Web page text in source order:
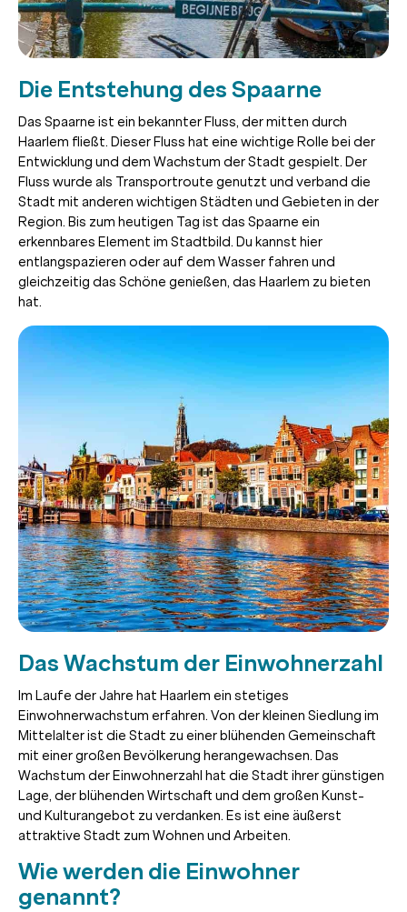
Die Entstehung des Spaarne
Das Spaarne ist ein bekannter Fluss, der mitten durch
Haarlem fließt. Dieser Fluss hat eine wichtige Rolle bei der
Entwicklung und dem Wachstum der Stadt gespielt. Der
Fluss wurde als Transportroute genutzt und verband die
Stadt mit anderen wichtigen Städten und Gebieten in der
Region. Bis zum heutigen Tag ist das Spaarne ein
erkennbares Element im Stadtbild. Du kannst hier
entlangspazieren oder auf dem Wasser fahren und
gleichzeitig das Schöne genießen, das Haarlem zu bieten
hat.
Das Wachstum der Einwohnerzahl
Im Laufe der Jahre hat Haarlem ein stetiges
Einwohnerwachstum erfahren. Von der kleinen Siedlung im
Mittelalter ist die Stadt zu einer blühenden Gemeinschaft
mit einer großen Bevölkerung herangewachsen. Das
Wachstum der Einwohnerzahl hat die Stadt ihrer günstigen
Lage, der blühenden Wirtschaft und dem großen Kunst-
und Kulturangebot zu verdanken. Es ist eine äußerst
attraktive Stadt zum Wohnen und Arbeiten.
Wie werden die Einwohner
genannt?